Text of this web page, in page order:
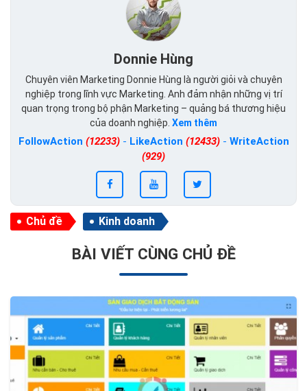
Donnie Hùng
Chuyên viên Marketing Donnie Hùng là người giỏi và chuyên
nghiệp trong lĩnh vực Marketing. Anh đảm nhận những vị trí
quan trọng trong bộ phận Marketing – quảng bá thương hiệu
của doanh nghiệp. Xem thêm
FollowAction (12233)- LikeAction (12433)- WriteAction
(929)
Chủ đề Kinh doanh
BÀI VIẾT CÙNG CHỦ ĐỀ